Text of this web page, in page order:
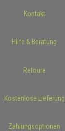
Kontakt
Hilfe & Beratung
Retoure
Kostenlose Lieferung
Zahlungsoptionen